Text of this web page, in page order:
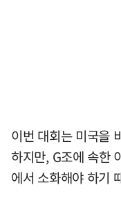
이번 대회는 미국을
하지만, G조에 속한
에서 소화해야 하기